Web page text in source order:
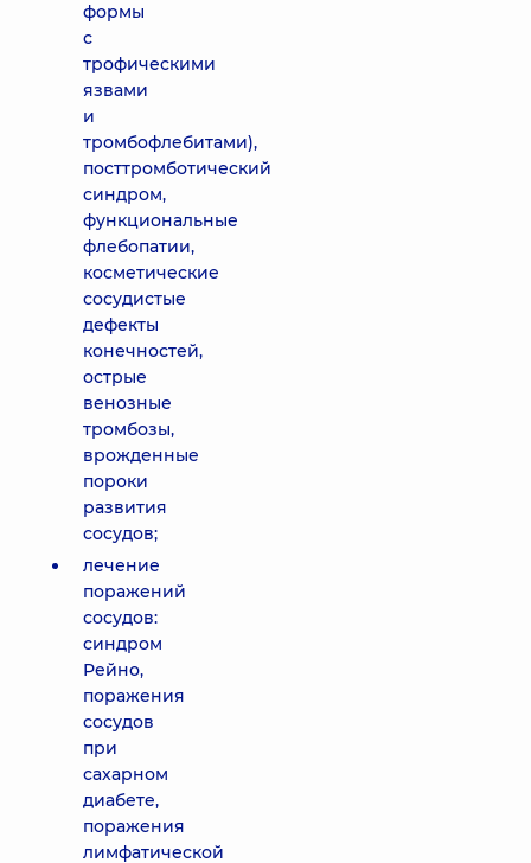
формы
с
трофическими
язвами
и
тромбофлебитами),
посттромботический
синдром,
функциональные
флебопатии,
косметические
сосудистые
дефекты
конечностей,
острые
венозные
тромбозы,
врожденные
пороки
развития
сосудов;
лечение
поражений
сосудов:
синдром
Рейно,
поражения
сосудов
при
сахарном
диабете,
поражения
лимфатической